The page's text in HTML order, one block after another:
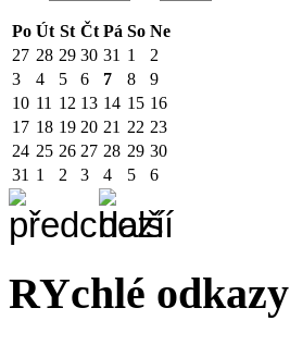
Po Út St Čt Pá So Ne
27 28 29 30 31 1
2
3
4 5 6 7 8
9
10 11 12 13 14 15 16
17 18 19 20 21 22 23
24 25 26 27 28 29 30
31 1 2 3 4 5 6
RYchlé odkazy